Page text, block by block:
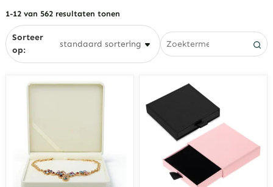
1-12 van 562 resultaten tonen
Sorteer
op: